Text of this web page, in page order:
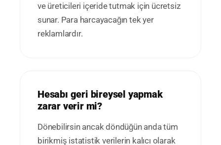
ve üreticileri içeride tutmak için ücretsiz
sunar. Para harcayacağın tek yer
reklamlardır.
Hesabı geri bireysel yapmak
zarar verir mi?
Dönebilirsin ancak döndüğün anda tüm
birikmiş istatistik verilerin kalıcı olarak